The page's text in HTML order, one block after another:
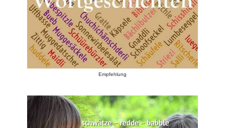
Empfehlung